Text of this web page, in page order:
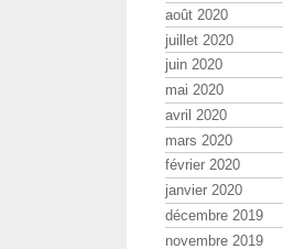
août 2020
juillet 2020
juin 2020
mai 2020
avril 2020
mars 2020
février 2020
janvier 2020
décembre 2019
novembre 2019